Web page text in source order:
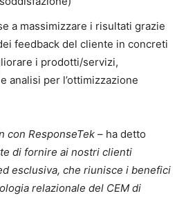
a massimizzare i risultati grazie
feedback del cliente in concreti
i prodotti/servizi,
analisi per l’ottimizzazione
con ResponseTek – ha detto
di fornire ai nostri clienti
esclusiva, che riunisce i benefici
relazionale del CEM di